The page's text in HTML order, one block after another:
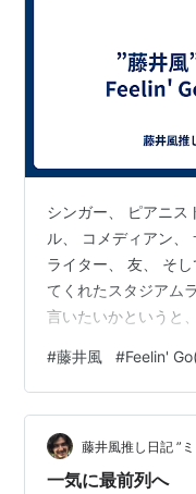
シンガー、 ピアニス
ル、 コメディアン、
ライター、 友、 そ
てくれたスタジアム
言いたいかというと
7万人の注目を浴び
スーパースター感で
のがあったと思う。
くさん居て、プロフ
んな縁も引き寄せて
#藤井風 #Feelin'
藤井風推し日記 ”
一気に最前列へ